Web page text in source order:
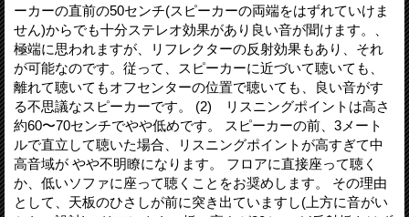
ーカーの直前の50センチ(スピーカーの両端をはずれていけま
せん)からでも十分ステレオ効果があり良い音が聞けます。、
極端に思われますが、リフレクターの反射効果もあり、それ
が可能なのです。従って、スピーカーに近づいて聴いても、
離れて聴いてもオフセンターの位置で聴いても、良い音がす
る不思議なスピーカーです。 (2) リスニングポイントは高さ
約60〜70センチでやや低めです。 スピーカーの前、3メート
ルで直立して聴いた場合、リスニングポイントが高すぎて中
高音域が やや不明瞭になります。 フロアに直接座って聴く
か、低いソファに座って聴くことをお奨めします。 その理由
として、天板のひさしが前に突き出ていますし(上方に音がい